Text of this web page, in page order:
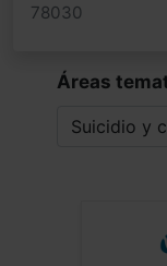
humano
es evidente
las victimas.
científicas,
78030
Áreas